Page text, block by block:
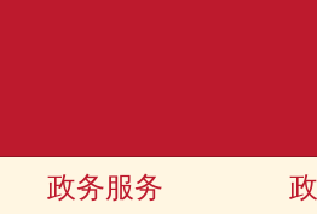
政务服务